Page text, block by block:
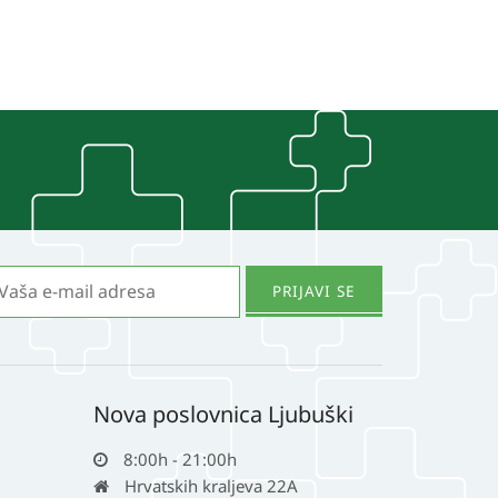
Nova poslovnica Ljubuški
8:00h - 21:00h
Hrvatskih kraljeva 22A